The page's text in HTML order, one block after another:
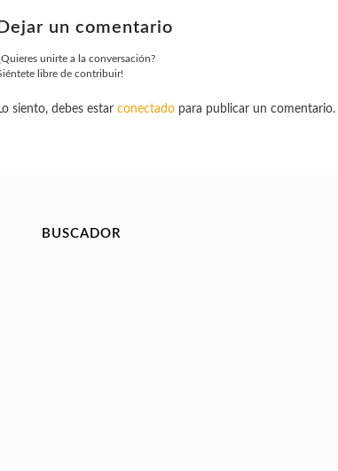
Dejar un comentario
unirte a la conversación?
libre de contribuir!
Lo siento, debes estar conectadopara publicar un comentario.
BUSCADOR